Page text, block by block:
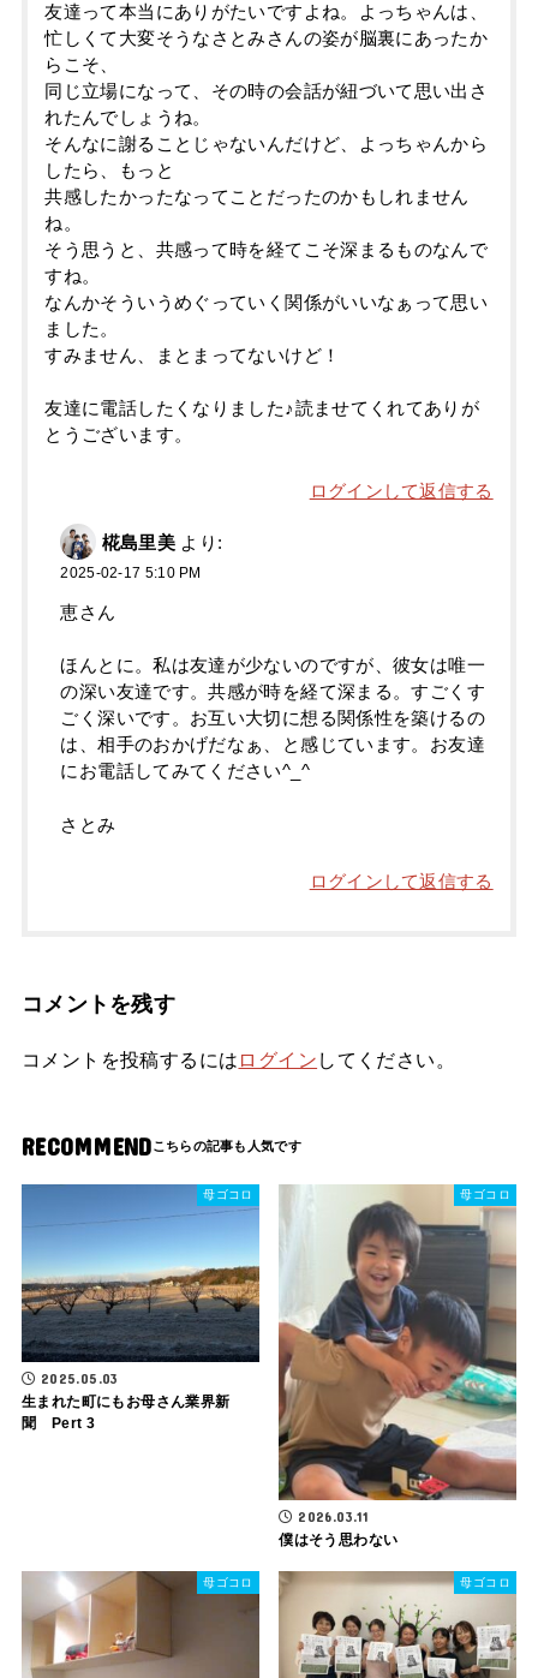
友達って本当にありがたいですよね。よっちゃんは、
忙しくて大変そうなさとみさんの姿が脳裏にあったか
らこそ、
同じ立場になって、その時の会話が紐づいて思い出さ
れたんでしょうね。
そんなに謝ることじゃないんだけど、よっちゃんから
したら、もっと
共感したかったなってことだったのかもしれません
ね。
そう思うと、共感って時を経てこそ深まるものなんで
すね。
なんかそういうめぐっていく関係がいいなぁって思い
ました。
すみません、まとまってないけど！
友達に電話したくなりました♪読ませてくれてありが
とうございます。
ログインして返信する
椛島里美 より:
2025-02-17 5:10 PM
恵さん
ほんとに。私は友達が少ないのですが、彼女は唯一
の深い友達です。共感が時を経て深まる。すごくす
ごく深いです。お互い大切に想る関係性を築けるの
は、相手のおかげだなぁ、と感じています。お友達
にお電話してみてください^_^
さとみ
ログインして返信する
コメントを残す
コメントを投稿するには ログイン してください。
RECOMMEND
母ゴコロ
2025.05.03
生まれた町にもお母さん業界新
聞 Pert 3
母ゴコロ
2026.03.11
僕はそう思わない
母ゴコロ 母ゴコロ